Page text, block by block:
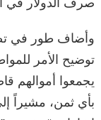
وأضاف طور في
توضيح الأمر
يجمعوا أموالهم
بأي ثمن، مشيراً